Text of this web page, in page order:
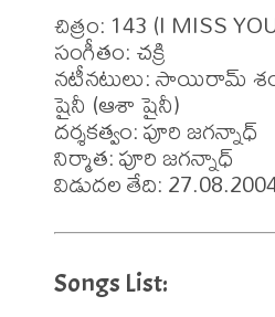
చిత్రం: 143 (I MISS
సంగీతం: చక్రి
నటీనటులు: సాయిరామ్
షైనీ (ఆశా షైనీ)
దర్శకత్వం: పూరి జగన్నాధ్
నిర్మాత: పూరి జగన్నాధ్
విడుదల తేది: